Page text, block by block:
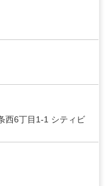
西6丁目1-1 シティビ